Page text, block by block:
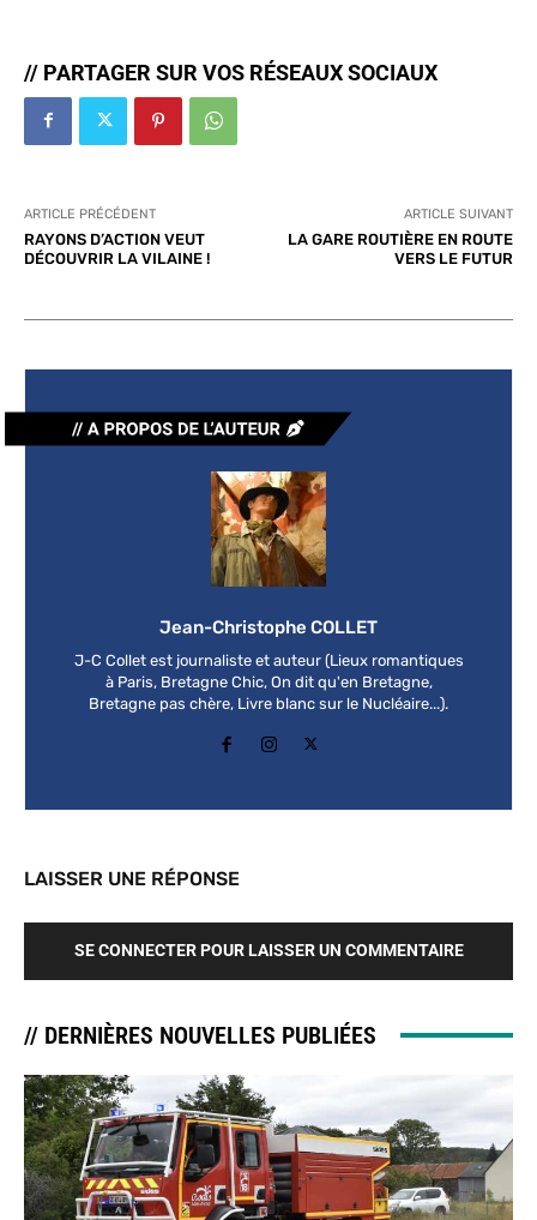
// PARTAGER SUR VOS RÉSEAUX SOCIAUX
ARTICLE PRÉCÉDENT
RAYONS D’ACTION VEUT
DÉCOUVRIR LA VILAINE !
ARTICLE SUIVANT
LA GARE ROUTIÈRE EN ROUTE
VERS LE FUTUR
Jean-Christophe COLLET
J-C Collet est journaliste et auteur (Lieux romantiques
à Paris, Bretagne Chic, On dit qu'en Bretagne,
Bretagne pas chère, Livre blanc sur le Nucléaire...).
LAISSER UNE RÉPONSE
SE CONNECTER POUR LAISSER UN COMMENTAIRE
// DERNIÈRES NOUVELLES PUBLIÉES